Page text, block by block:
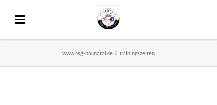
www.hsg-baunatal.de Trainingszeiten